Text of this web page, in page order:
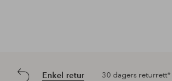
Enkel retur 30 dagers returrett*